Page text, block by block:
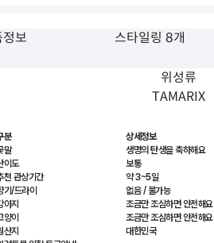
보 스타일링 8개
위성류
TAMARIX
분
상세정보
말
생명의 탄생을 축하해요
이도
보통
천 관상기간
약 3~5일
기/드라이
없음 / 불가능
아지
조금만 조심하면 안전해요
양이
조금만 조심하면 안전해요
산지
대한민국